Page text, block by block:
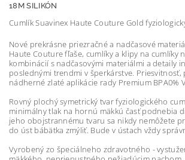
18M SILIKÓN
Cumlík Suavinex Haute Couture Gold
Nové prekrásne priezračné a nadčasové
Haute Couture fľaše, cumlíky a klipy na cumlíky
kombinácií s nadčasovými materiálmi a detaily
poslednými trendmi v šperkárstve. Priesvitnosť,
nádherné zlaté aplikácie rady Premium BPA0%
Rovný plochý symetrický tvar fyziologického
minimálny tlak na hornú mäkkú časť podnebia
jeho obojstrannému tvaru sa nikdy nemôžete
do úst bábätka zmýliť. Bude v ústach vždy
Vyrobený zo špeciálneho zdravotného -